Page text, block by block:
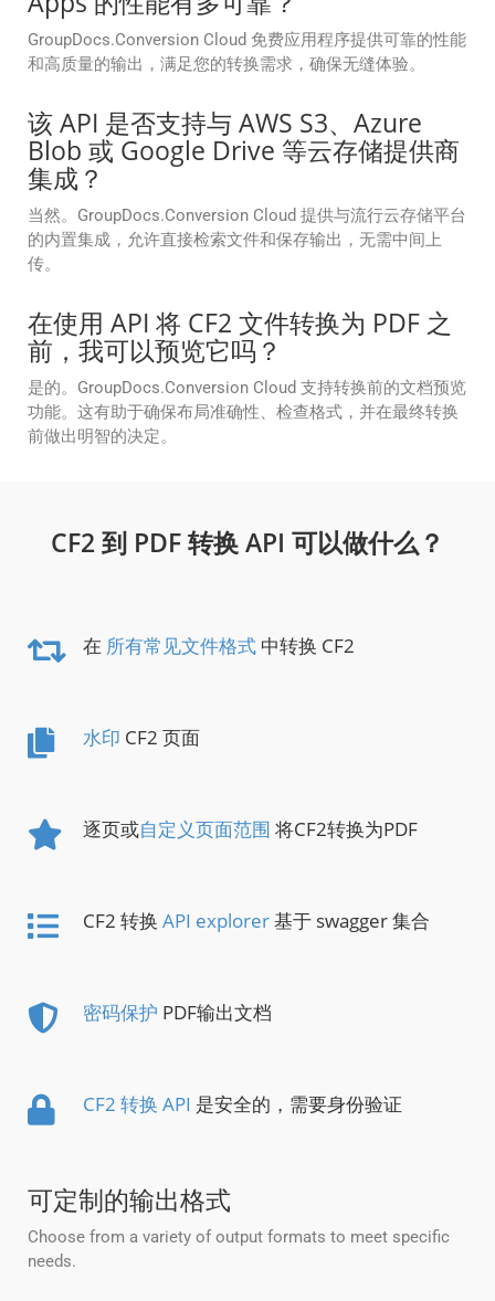
GroupDocs.Conversion Cloud 免费应用程序提供可靠的性能
和高质量的输出，满足您的转换需求，确保无缝体验。
该 API 是否支持与 AWS S3、Azure
Blob 或 Google Drive 等云存储提供商
集成？
当然。GroupDocs.Conversion Cloud 提供与流行云存储平台
的内置集成，允许直接检索文件和保存输出，无需中间上
传。
在使用 API 将 CF2 文件转换为 PDF 之
前，我可以预览它吗？
是的。GroupDocs.Conversion Cloud 支持转换前的文档预览
功能。这有助于确保布局准确性、检查格式，并在最终转换
前做出明智的决定。
CF2 到 PDF 转换 API 可以做什么？
在 所有常见文件格式 中转换 CF2
水印 CF2 页面
逐页或自定义页面范围 将CF2转换为PDF
CF2 转换 API explorer基于 swagger 集合
密码保护 PDF输出文档
CF2 转换 API 是安全的，需要身份验证
可定制的输出格式
Choose from a variety of output formats to meet specific
needs.